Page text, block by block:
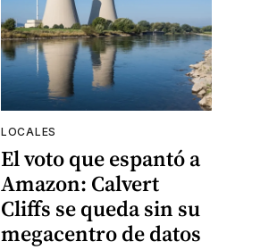
LOCALES
El voto que espantó a
Amazon: Calvert
Cliffs se queda sin su
megacentro de datos